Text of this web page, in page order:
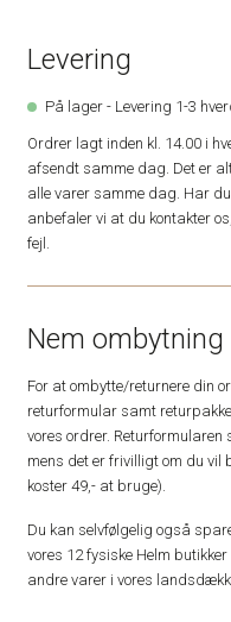
Levering
På lager - Levering 1-3
Ordrer lagt inden kl. 14.00 i
afsendt samme dag. Det er
alle varer samme dag. Har
anbefaler vi at du kontakter
fejl.
Nem ombytning
For at ombytte/returnere din
returformular samt
vores ordrer. Returformularen
mens det er frivilligt om du vil
koster 49,- at bruge).
Du kan selvfølgelig også
vores 12 fysiske Helm
andre varer i vores